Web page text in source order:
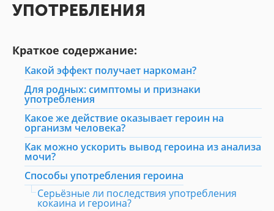
УПОТРЕБЛЕНИЯ
Краткое содержание:
Какой эффект получает наркоман?
Для родных: симптомы и признаки
употребления
Какое же действие оказывает героин на
организм человека?
Как можно ускорить вывод героина из анализа
мочи?
Способы употребления героина
Серьёзные ли последствия употребления
кокаина и героина?